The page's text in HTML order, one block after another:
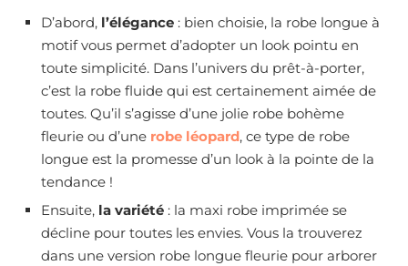
D’abord, l’élégance : bien choisie, la robe longue à
motif vous permet d’adopter un look pointu en
toute simplicité. Dans l’univers du prêt-à-porter,
c’est la robe fluide qui est certainement aimée de
toutes. Qu’il s’agisse d’une jolie robe bohème
fleurie ou d’une robe léopard, ce type de robe
longue est la promesse d’un look à la pointe de la
tendance !
Ensuite, la variété : la maxi robe imprimée se
décline pour toutes les envies. Vous la trouverez
dans une version robe longue fleurie pour arborer